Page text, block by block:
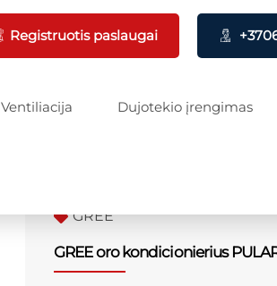
Registruotis paslaugai
Ventiliacija Dujotekio įrengimas
GREE
GREE oro kondicionierius